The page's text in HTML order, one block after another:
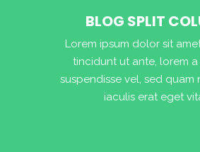
BLOG SPLIT
Lorem ipsum dolor sit
tincidunt ut ante, lorem
suspendisse vel, sed quam
iaculis erat eget